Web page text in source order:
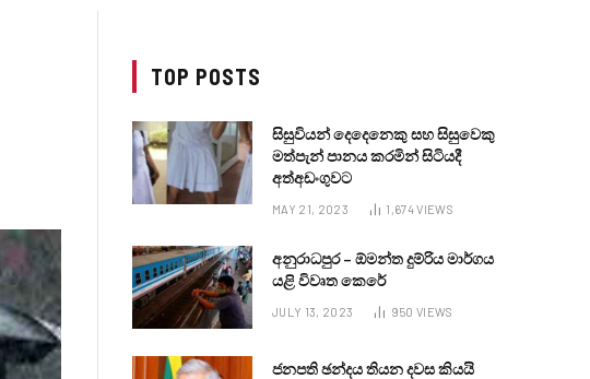
TOP POSTS
සිසුවියන් දෙදෙනෙකු සහ සිසුවෙකු
මත්පැන් පානය කරමින් සිටියදී
අත්අඩංගුවට
MAY 21, 2023 1,674VIEWS
අනුරාධපුර – ඕමන්ත දුම්රිය මාර්ගය
යළි විවෘත කෙරේ
JULY 13, 2023 950 VIEWS
ජනපති ඡන්දය තියන දවස කියයි